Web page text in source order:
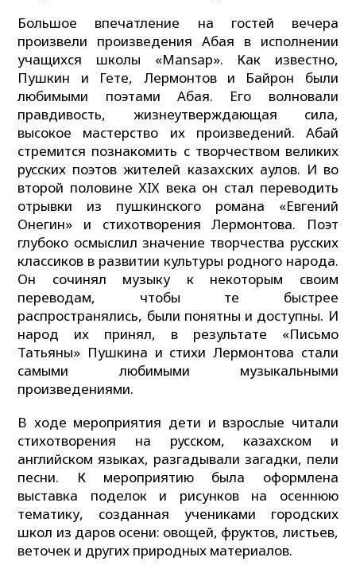
Большое впечатление на гостей вечера
произвели произведения Абая в исполнении
учащихся школы «Mansap». Как известно,
Пушкин и Гете, Лермонтов и Байрон были
любимыми поэтами Абая. Его волновали
правдивость, жизнеутверждающая сила,
высокое мастерство их произведений. Абай
стремится познакомить с творчеством великих
русских поэтов жителей казахских аулов. И во
второй половине ХIХ века он стал переводить
отрывки из пушкинского романа «Евгений
Онегин» и стихотворения Лермонтова. Поэт
глубоко осмыслил значение творчества русских
классиков в развитии культуры родного народа.
Он сочинял музыку к некоторым своим
переводам, чтобы те быстрее
распространялись, были понятны и доступны. И
народ их принял, в результате «Письмо
Татьяны» Пушкина и стихи Лермонтова стали
самыми любимыми музыкальными
произведениями.
В ходе мероприятия дети и взрослые читали
стихотворения на русском, казахском и
английском языках, разгадывали загадки, пели
песни. К мероприятию была оформлена
выставка поделок и рисунков на осеннюю
тематику, созданная учениками городских
школ из даров осени: овощей, фруктов, листьев,
веточек и других природных материалов.